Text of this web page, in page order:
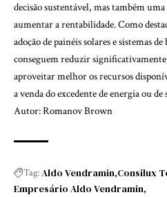
decisão sustentável, mas também
aumentar a rentabilidade. Como
adoção de painéis solares e sistemas
conseguem reduzir
aproveitar melhor os recursos
a venda do excedente de energia ou
Autor: Romanov Brown
Tag:Aldo Vendramin Consilux
Empresário Aldo Vendramin